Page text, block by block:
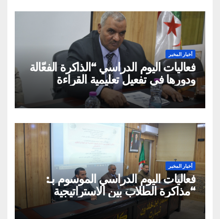
أخبار المخبر
فعاليات اليوم الدراسي “الذاكرة الفعّالة
ودورها في تفعيل تعليمية القراءة
السريعة والقراءة التصويرية”
أخبار المخبر
فعاليات اليوم الدراسي الموسوم بـ:
“مذاكرة الطلاب بين الاستراتيجية
العلمية الواعية والتقليد الاعتباطي”